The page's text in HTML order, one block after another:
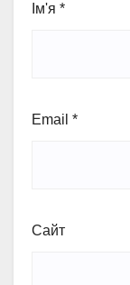
Ім'я *
Email *
Сайт